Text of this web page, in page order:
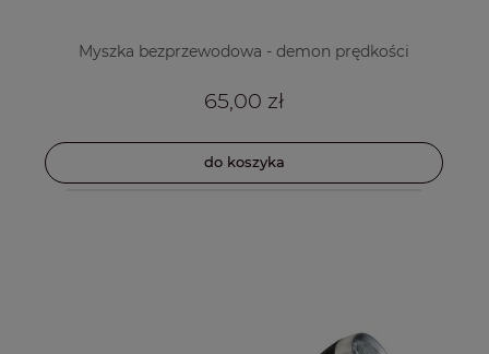
Myszka bezprzewodowa - demon prędkości
65,00 zł
do koszyka